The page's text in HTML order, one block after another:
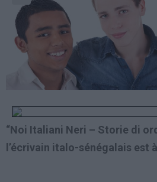
“Noi Italiani Neri – Storie di
l’écrivain italo-sénégalais est